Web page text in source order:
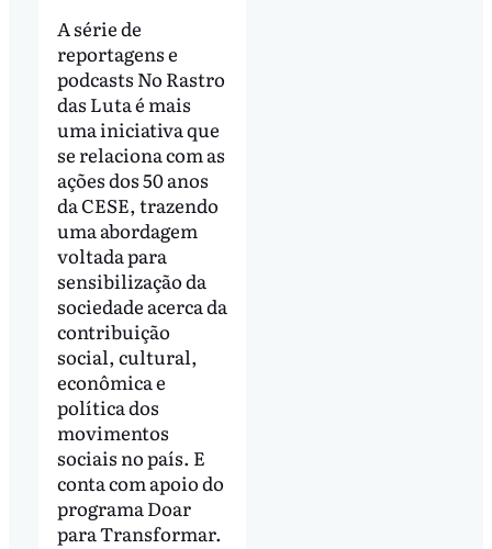
A série de
reportagens e
podcasts No Rastro
das Luta é mais
uma iniciativa que
se relaciona com as
ações dos 50 anos
da CESE, trazendo
uma abordagem
voltada para
sensibilização da
sociedade acerca da
contribuição
social, cultural,
econômica e
política dos
movimentos
sociais no país. E
conta com apoio do
programa Doar
para Transformar.